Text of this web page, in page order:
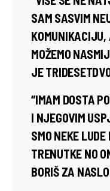
SAM SASVIM
KOMUNIKACIJU,
MOŽEMO
JE
“IMAM DOSTA
I NJEGOVIM
SMO NEKE
TRENUTKE NO
BORIŠ ZA